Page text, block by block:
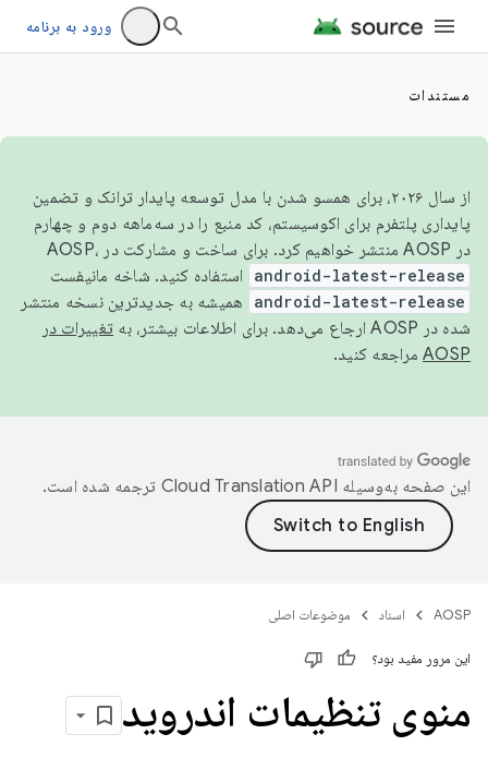
ورود به برنامه
مستندات
از سال ۲۰۲۶، برای همسو شدن با مدل توسعه پایدار ترانک و تضمین
پایداری پلتفرم برای اکوسیستم، کد منبع را در سه‌ماهه دوم و چهارم
در AOSP منتشر خواهیم کرد. برای ساخت و مشارکت در AOSP،
android-latest-release استفاده کنید. شاخه مانیفست
android-latest-release
همیشه به جدیدترین نسخه منتشر
شده در AOSP ارجاع می‌دهد. برای اطلاعات بیشتر، به
تغییرات در
AOSP مراجعه کنید.
این صفحه به‌وسیله ترجمه شده است.
AOSP اسناد موضوعات اصلی
این مرور مفید بود؟
منوی تنظیمات اندروید